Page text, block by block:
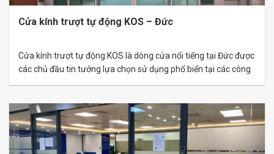
Cửa kính trượt tự động KOS – Đức
Cửa kính trượt tự động KOS là dòng cửa nổi tiếng tại Đức được
các chủ đầu tin tưởng lựa chọn sử dụng phổ biển tại các công